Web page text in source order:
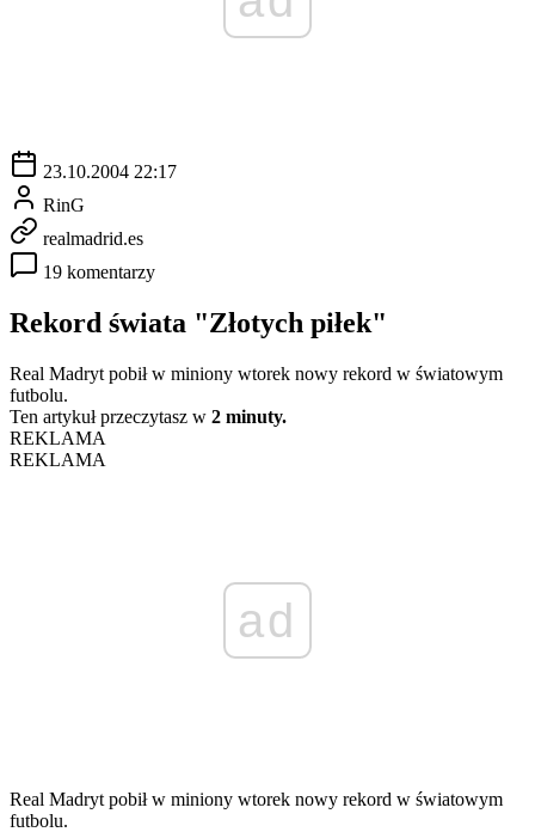
23.10.2004 22:17
RinG
realmadrid.es
19 komentarzy
Rekord świata "Złotych piłek"
Real Madryt pobił w miniony wtorek nowy rekord w światowym
futbolu.
Ten artykuł przeczytasz w 2 minuty.
REKLAMA
REKLAMA
ad
Real Madryt pobił w miniony wtorek nowy rekord w światowym
futbolu.